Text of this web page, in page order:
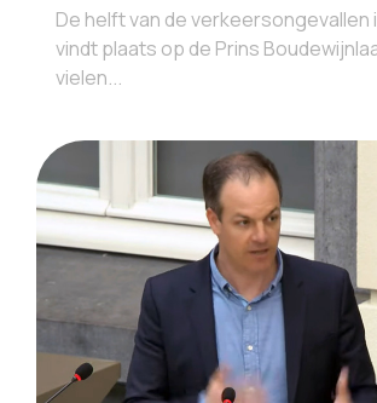
De helft van de verkeersongevallen
vindt plaats op de Prins
vielen...